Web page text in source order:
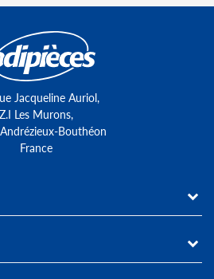
Jacqueline Auriol,
Z.I Les Murons,
Bouthéon
France